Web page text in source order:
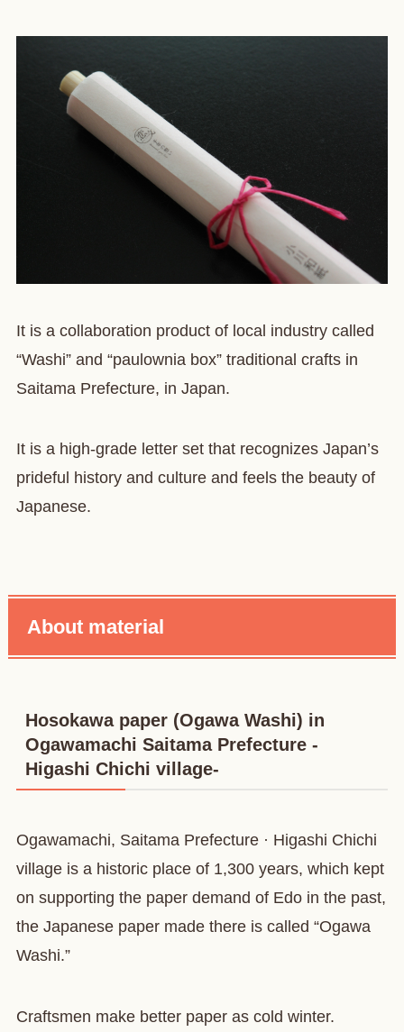
It is a collaboration product of local industry called
“Washi” and “paulownia box” traditional crafts in
Saitama Prefecture, in Japan.
It is a high-grade letter set that recognizes Japan’s
prideful history and culture and feels the beauty of
Japanese.
About material
Hosokawa paper (Ogawa Washi) in
Ogawamachi Saitama Prefecture -
Higashi Chichi village-
Ogawamachi, Saitama Prefecture · Higashi Chichi
village is a historic place of 1,300 years, which kept
on supporting the paper demand of Edo in the past,
the Japanese paper made there is called “Ogawa
Washi.”
Craftsmen make better paper as cold winter.